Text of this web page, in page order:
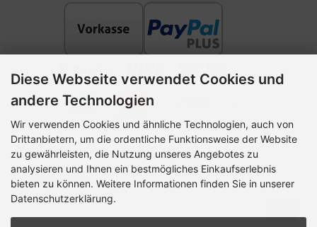
Newsletter-Anmeldung
E-Mail-Adresse:
Diese Webseite verwendet Cookies und
andere Technologien
Wir verwenden Cookies und ähnliche Technologien, auch von
Drittanbietern, um die ordentliche Funktionsweise der Website
zu gewährleisten, die Nutzung unseres Angebotes zu
analysieren und Ihnen ein bestmögliches Einkaufserlebnis
bieten zu können. Weitere Informationen finden Sie in unserer
Datenschutzerklärung.